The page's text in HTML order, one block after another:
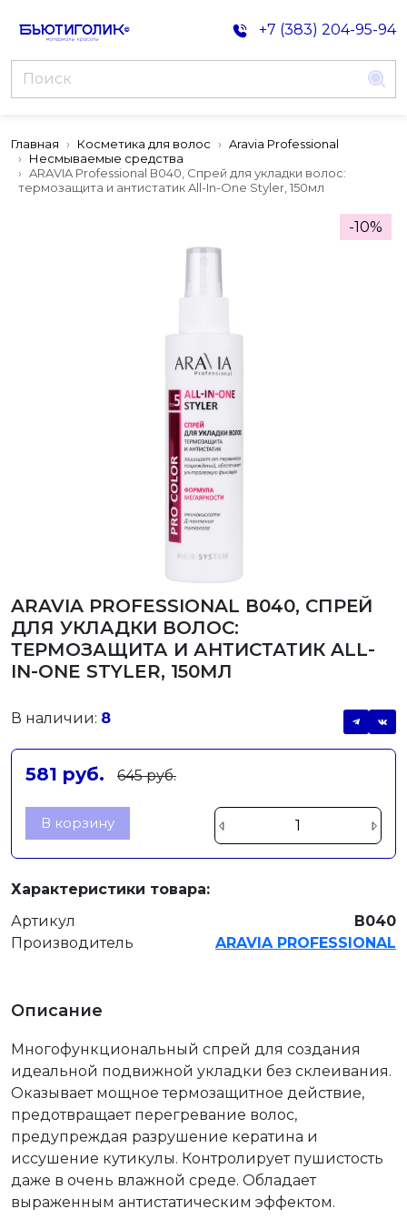
+7 (383) 204-95-94
Главная Косметика для волос
Aravia Professional
Несмываемые средства
ARAVIA Professional В040, Спрей для укладки волос:
термозащита и антистатик All-In-One Styler, 150мл
-10%
ARAVIA PROFESSIONAL В040, СПРЕЙ
ДЛЯ УКЛАДКИ ВОЛОС:
ТЕРМОЗАЩИТА И АНТИСТАТИК ALL-
IN-ONE STYLER, 150МЛ
В наличии: 8
581 руб. 645 руб.
В корзину
Характеристики товара:
Артикул
В040
Производитель
ARAVIA PROFESSIONAL
Описание
Многофункциональный спрей для создания
идеальной подвижной укладки без склеивания.
Оказывает мощное термозащитное действие,
предотвращает перегревание волос,
предупреждая разрушение кератина и
иссушение кутикулы. Контролирует пушистость
даже в очень влажной среде. Обладает
выраженным антистатическим эффектом.